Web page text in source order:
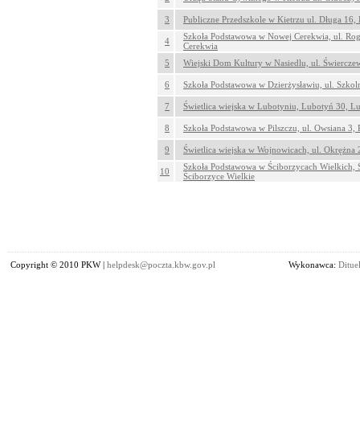
3 Publiczne Przedszkole w Kietrzu ul. Długa 16,
4
Szkoła Podstawowa w Nowej Cerekwia, ul.
Cerekwia
5
Wiejski Dom Kultury w Nasiedlu, ul.
6 Szkoła Podstawowa w Dzierżysławiu, ul.
7 Świetlica wiejska w Lubotyniu, Lubotyń 30,
8 Szkoła Podstawowa w Pilszczu, ul. Owsiana 3,
9 Świetlica wiejska w Wojnowicach, ul. Okrężna
10
Szkoła Podstawowa w Ściborzycach
Ściborzyce Wielkie
Copyright © 2010 PKW | helpdesk@poczta.kbw.gov.pl Wykonawca: